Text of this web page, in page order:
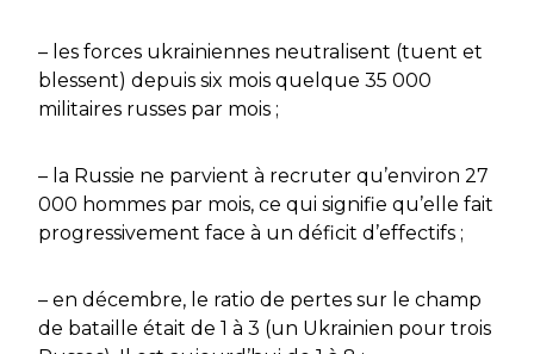
– les forces ukrainiennes neutralisent (tuent et
blessent) depuis six mois quelque 35 000
militaires russes par mois ;
– la Russie ne parvient à recruter qu’environ 27
000 hommes par mois, ce qui signifie qu’elle fait
progressivement face à un déficit d’effectifs ;
– en décembre, le ratio de pertes sur le champ
de bataille était de 1 à 3 (un Ukrainien pour trois